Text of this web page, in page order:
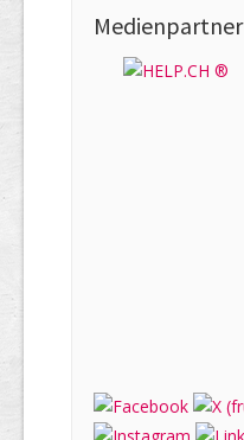
Medienpartner